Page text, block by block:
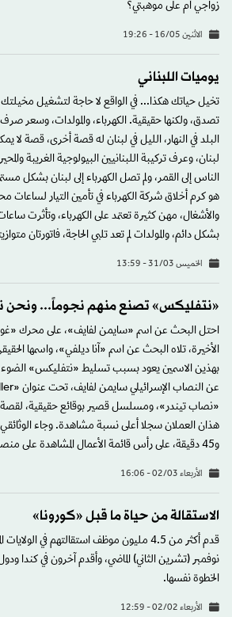
زواجي أم على موهبتي؟
الاثنين 16/05 - 19:26
يوميات اللبناني
تخيل حياتك هكذا... في الواقع لا حاجة لتشغيل مخيلتك،
تصدق، ولكنها حقيقية. الكهرباء، والمولدات، وسعر صرف
البلد في النهار، الليل في لبنان له قصة أخرى، قصة لا
لبنان، وعرف تركيبة اللبنانيين البيولوجية الغريبة
الناس إلى القمر، ولم تصل الكهرباء إلى لبنان بشكل
هو كرم أخلاق شركة الكهرباء في تأمين التيار لساعات
والأشغال، مهن كثيرة تعتمد على الكهرباء، وتأثرت
بشكل دائم، والمولدات لم تعد تلبي الحاجة، فاتورتان
الخميس 31/03 - 13:59
«نتفليكس» تصنع منهم نجوماً...
احتل البحث عن اسم «سايمن لفايف»، على محرك «غوغل»
الأخيرة، تلاه البحث عن اسم «آنا ديلفي»، واسمها
بهذين الاسمين يعود بسبب تسليط «نتفليكس» الضوء
«نصاب تيندر»، ومسلسل قصير بوقائع حقيقية، لقصة
هذان العملان سجلا أعلى نسبة مشاهدة. وجاء
و45 دقيقة، على رأس قائمة الأعمال المشاهدة على منصة «نتفليكس».
الأربعاء 02/03 - 16:06
الاستقالة من حياة ما قبل «كورونا»
قدم أكثر من 4.5 مليون موظف استقالتهم في
نوفمبر (تشرين الثاني) الماضي، وأقدم آخرون في كندا
الخطوة نفسها.
الأربعاء 02/02 - 12:59